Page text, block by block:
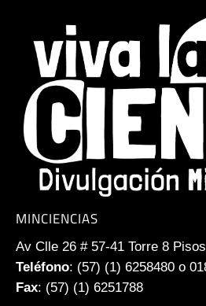
MINCIENCIAS
Av Clle 26 # 57-41 Torre 8
Teléfono: (57) (1) 6258480 o
Fax: (57) (1) 6251788